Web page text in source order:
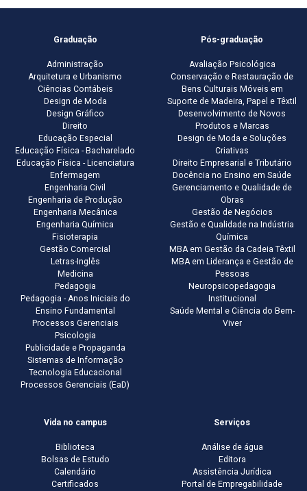
Graduação
Administração
Arquitetura e Urbanismo
Ciências Contábeis
Design de Moda
Design Gráfico
Direito
Educação Especial
Educação Física - Bacharelado
Educação Física - Licenciatura
Enfermagem
Engenharia Civil
Engenharia de Produção
Engenharia Mecânica
Engenharia Química
Fisioterapia
Gestão Comercial
Letras-Inglês
Medicina
Pedagogia
Pedagogia - Anos Iniciais do
Ensino Fundamental
Processos Gerenciais
Psicologia
Publicidade e Propaganda
Sistemas de Informação
Tecnologia Educacional
Processos Gerenciais (EaD)
Pós-graduação
Avaliação Psicológica
Conservação e Restauração de
Bens Culturais Móveis em
Suporte de Madeira, Papel e Têxtil
Desenvolvimento de Novos
Produtos e Marcas
Design de Moda e Soluções
Criativas
Direito Empresarial e Tributário
Docência no Ensino em Saúde
Gerenciamento e Qualidade de
Obras
Gestão de Negócios
Gestão e Qualidade na Indústria
Química
MBA em Gestão da Cadeia Têxtil
MBA em Liderança e Gestão de
Pessoas
Neuropsicopedagogia
Institucional
Saúde Mental e Ciência do Bem-
Viver
Vida no campus
Biblioteca
Bolsas de Estudo
Calendário
Certificados
Serviços
Análise de água
Editora
Assistência Jurídica
Portal de Empregabilidade